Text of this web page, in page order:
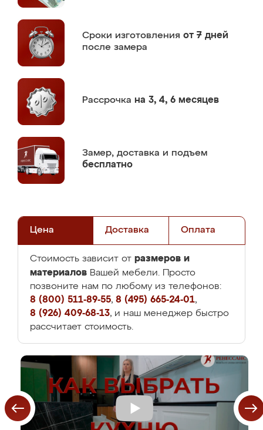
Сроки изготовления от 7 дней
после замера
Рассрочка на 3, 4, 6 месяцев
Замер, доставка и подъем
бесплатно
Цена Доставка Оплата
Стоимость зависит от размеров и
материалов Вашей мебели. Просто
позвоните нам по любому из телефонов:
8 (800) 511-89-55, 8 (495) 665-24-01,
8 (926) 409-68-13, и наш менеджер быстро
рассчитает стоимость.